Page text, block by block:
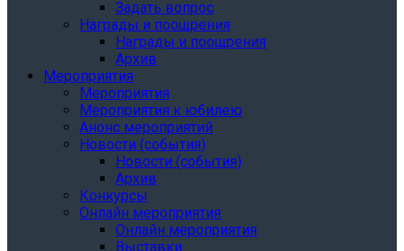
Задать вопрос
Награды и поощрения
Награды и поощрения
Архив
Мероприятия
Мероприятия
Мероприятия к юбилею
Анонс мероприятий
Новости (события)
Новости (события)
Архив
Конкурсы
Онлайн мероприятия
Онлайн мероприятия
Выставки